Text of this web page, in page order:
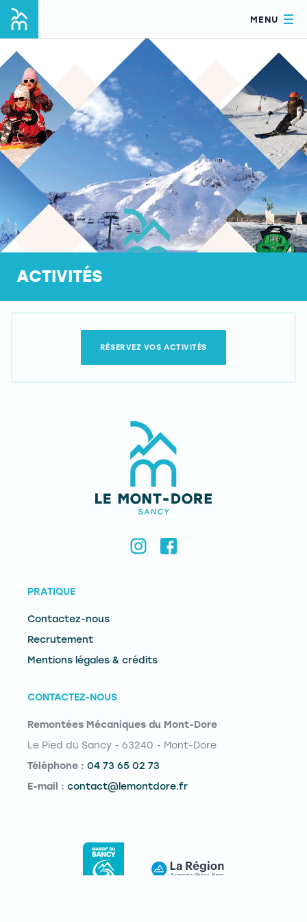
MENU
ACTIVITÉS
RÉSERVEZ VOS ACTIVITÉS
PRATIQUE
Contactez-nous
Recrutement
Mentions légales & crédits
CONTACTEZ-NOUS
Remontées Mécaniques du Mont-Dore
Le Pied du Sancy - 63240 - Mont-Dore
Téléphone : 04 73 65 02 73
E-mail : contact@lemontdore.fr